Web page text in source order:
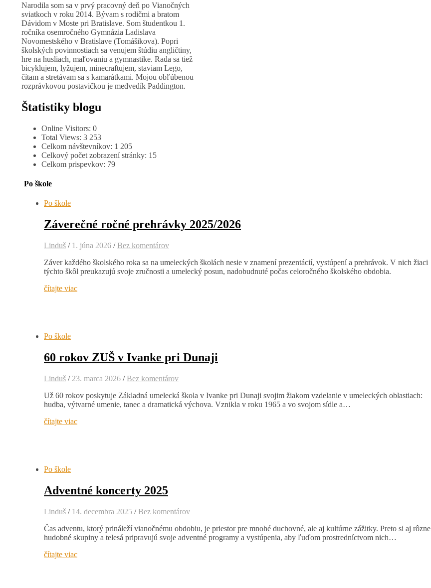
Narodila som sa v prvý pracovný deň po Vianočných
sviatkoch v roku 2014. Bývam s rodičmi a bratom
Dávidom v Moste pri Bratislave. Som študentkou 1.
ročníka osemročného Gymnázia Ladislava
Novomestského v Bratislave (Tomášikova). Popri
školských povinnostiach sa venujem štúdiu angličtiny,
hre na husliach, maľovaniu a gymnastike. Rada sa tiež
bicyklujem, lyžujem, minecraftujem, staviam Lego,
čítam a stretávam sa s kamarátkami. Mojou obľúbenou
rozprávkovou postavičkou je medvedík Paddington.
Štatistiky blogu
Online Visitors: 0
Total Views: 3 253
Celkom návštevníkov: 1 205
Celkový počet zobrazení stránky: 15
Celkom prispevkov: 79
Po škole
Po škole
Záverečné ročné prehrávky 2025/2026
Linduš / 1. júna 2026 / Bez komentárov
Záver každého školského roka sa na umeleckých školách nesie v znamení prezentácií, vystúpení a prehrávok. V nich žiaci
týchto škôl preukazujú svoje zručnosti a umelecký posun, nadobudnuté počas celoročného školského obdobia.
čítajte viac
Po škole
60 rokov ZUŠ v Ivanke pri Dunaji
Linduš / 23. marca 2026 / Bez komentárov
Už 60 rokov poskytuje Základná umelecká škola v Ivanke pri Dunaji svojim žiakom vzdelanie v umeleckých oblastiach:
hudba, výtvarné umenie, tanec a dramatická výchova. Vznikla v roku 1965 a vo svojom sídle a…
čítajte viac
Po škole
Adventné koncerty 2025
Linduš / 14. decembra 2025 / Bez komentárov
Čas adventu, ktorý prináleží vianočnému obdobiu, je priestor pre mnohé duchovné, ale aj kultúrne zážitky. Preto si aj rôzne
hudobné skupiny a telesá pripravujú svoje adventné programy a vystúpenia, aby ľuďom prostredníctvom nich…
čítajte viac